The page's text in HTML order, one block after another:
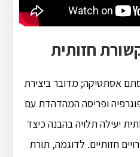
חזותית
אסתטיקה; מדובר ביצירת
ופריסה המהדהדת עם
יעילה תלויה בהבנה כיצד
חזותיים. לדוגמה, תורת